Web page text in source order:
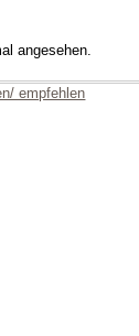
angesehen.
empfehlen